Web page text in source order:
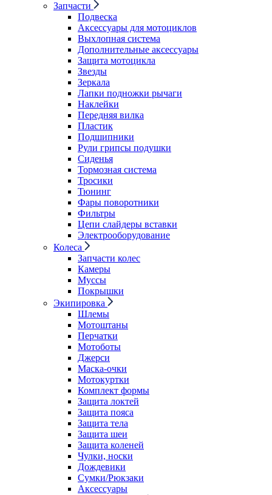
Запчасти
Подвеска
Аксессуары для мотоциклов
Выхлопная система
Дополнительные аксессуары
Защита мотоцикла
Звезды
Зеркала
Лапки подножки рычаги
Наклейки
Передняя вилка
Пластик
Подшипники
Рули грипсы подушки
Сиденья
Тормозная система
Тросики
Тюнинг
Фары поворотники
Фильтры
Цепи слайдеры вставки
Электрооборудование
Колеса
Запчасти колес
Камеры
Муссы
Покрышки
Экипировка
Шлемы
Мотоштаны
Перчатки
Мотоботы
Джерси
Маска-очки
Мотокуртки
Комплект формы
Защита локтей
Защита пояса
Защита тела
Защита шеи
Защита коленей
Чулки, носки
Дождевики
Сумки/Рюкзаки
Аксессуары